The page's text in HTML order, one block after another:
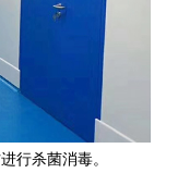
行杀菌消毒。